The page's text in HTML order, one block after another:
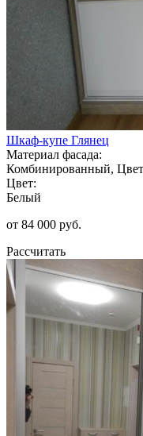
Шкаф-купе Глянец
Материал фасада:
Комбинированный,
Цвет:
Белый
от 84 000 руб.
Рассчитать